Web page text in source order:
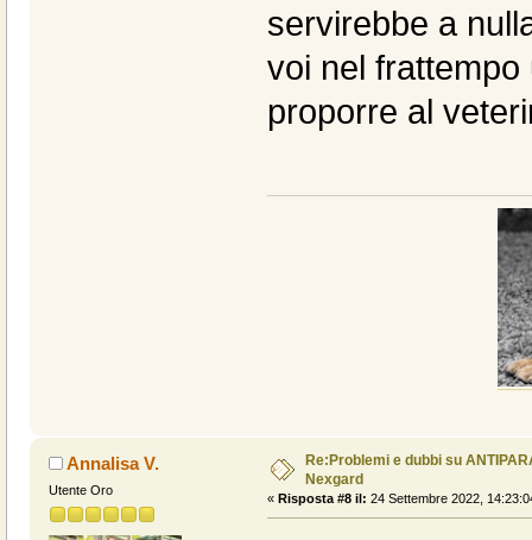
servirebbe a
voi nel
proporre al
Annalisa V.
Utente Oro
Re:Problemi e dubbi su
Nexgard
« Risposta #8 il: 24 Settembre 2022,